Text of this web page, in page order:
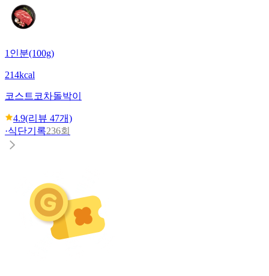
1인분(100g)
214kcal
코스트코차돌박이
4.9(리뷰 47개)
·식단기록236회